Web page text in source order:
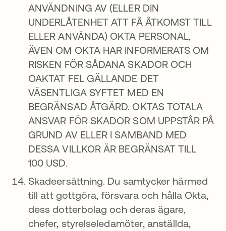
ANVÄNDNING AV (ELLER DIN
UNDERLÅTENHET ATT FÅ ÅTKOMST TILL
ELLER ANVÄNDA) OKTA PERSONAL,
ÄVEN OM OKTA HAR INFORMERATS OM
RISKEN FÖR SÅDANA SKADOR OCH
OAKTAT FEL GÄLLANDE DET
VÄSENTLIGA SYFTET MED EN
BEGRÄNSAD ÅTGÄRD. OKTAS TOTALA
ANSVAR FÖR SKADOR SOM UPPSTÅR PÅ
GRUND AV ELLER I SAMBAND MED
DESSA VILLKOR ÄR BEGRÄNSAT TILL
100 USD.
Skadeersättning. Du samtycker härmed
till att gottgöra, försvara och hålla Okta,
dess dotterbolag och deras ägare,
chefer, styrelseledamöter, anställda,